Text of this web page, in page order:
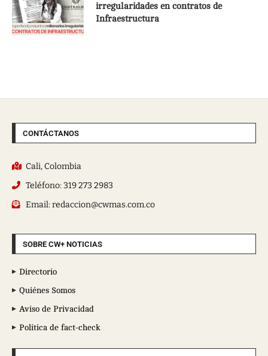
irregularidades en contratos de
Infraestructura
CONTÁCTANOS
Cali, Colombia
Teléfono: 319 273 2983
Email: redaccion@cwmas.com.co
SOBRE CW+ NOTICIAS
Directorio
Quiénes Somos
Aviso de Privacidad
Política de fact-check